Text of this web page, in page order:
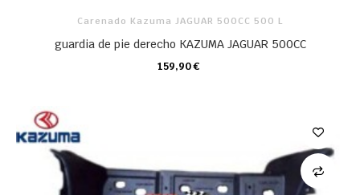
Carenado Kazuma JAGUAR 500CC 500 L
guardia de pie derecho KAZUMA JAGUAR 500CC
159,90 €
CARRO